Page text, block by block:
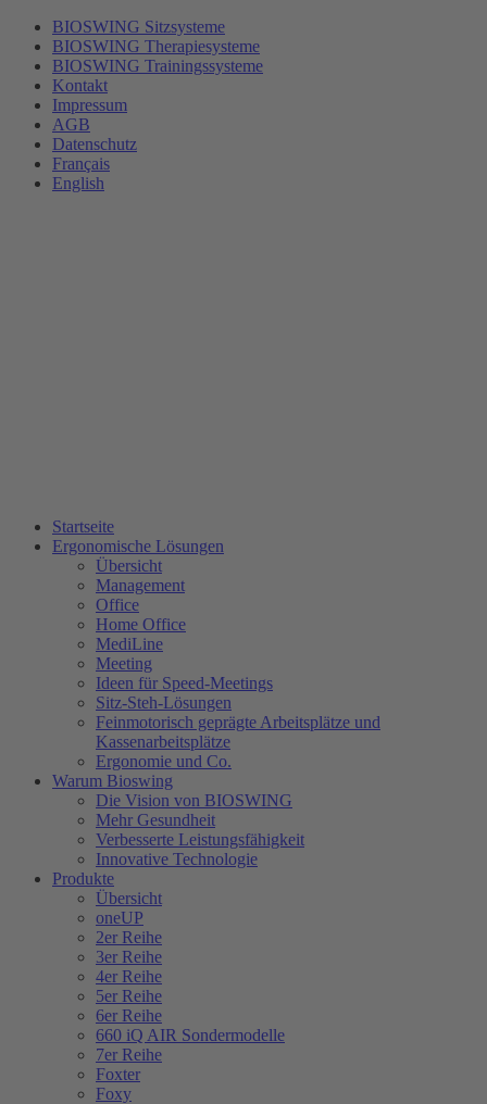
BIOSWING Sitzsysteme
BIOSWING Therapiesysteme
BIOSWING Trainingssysteme
Kontakt
Impressum
AGB
Datenschutz
Français
English
Startseite
Ergonomische Lösungen
Übersicht
Management
Office
Home Office
MediLine
Meeting
Ideen für Speed-Meetings
Sitz-Steh-Lösungen
Feinmotorisch geprägte Arbeitsplätze und
Kassenarbeitsplätze
Ergonomie und Co.
Warum Bioswing
Die Vision von BIOSWING
Mehr Gesundheit
Verbesserte Leistungsfähigkeit
Innovative Technologie
Produkte
Übersicht
oneUP
2er Reihe
3er Reihe
4er Reihe
5er Reihe
6er Reihe
660 iQ AIR Sondermodelle
7er Reihe
Foxter
Foxy